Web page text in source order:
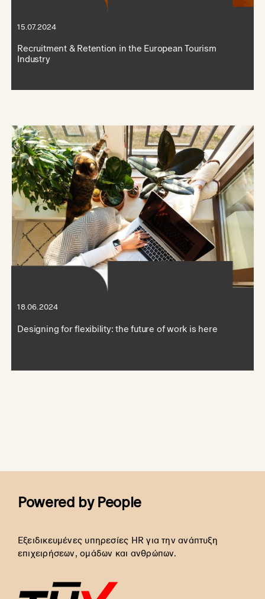
15.07.2024
Recruitment & Retention in the European Tourism
Industry
18.06.2024
Designing for flexibility: the future of work is here
Powered by People
Εξειδικευμένες υπηρεσίες HR για την ανάπτυξη
επιχειρήσεων, ομάδων και ανθρώπων.